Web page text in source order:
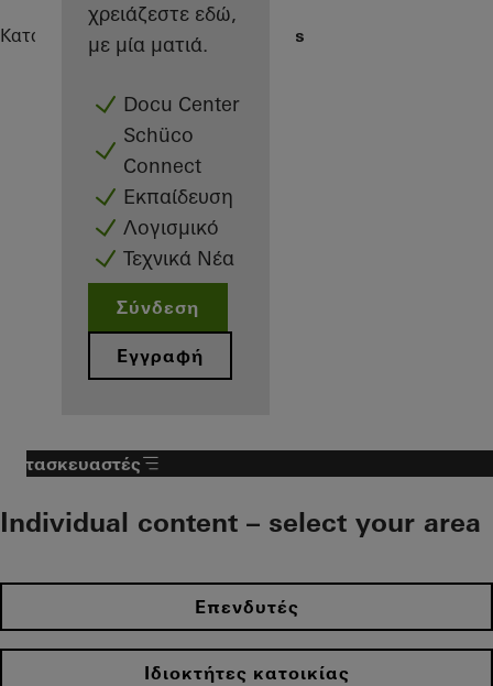
χρειάζεστε εδώ,
με μία ματιά.
Docu Center
Schüco
Connect
Εκπαίδευση
Λογισμικό
Τεχνικά Νέα
Σύνδεση
Εγγραφή
ΚατασκευαστέςΑναφορές Highlights
Κατασκευαστές
Individual content – select your area
Επενδυτές
Ιδιοκτήτες κατοικίας